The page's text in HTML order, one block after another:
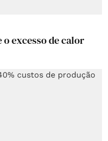
excesso de calor